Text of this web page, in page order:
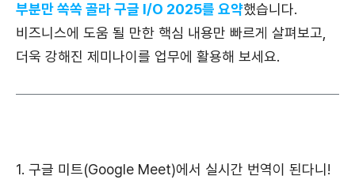
부분만 쏙쏙 골라 구글 I/O 2025를 요약했습니다.
비즈니스에 도움 될 만한 핵심 내용만 빠르게 살펴보고,
더욱 강해진 제미나이를 업무에 활용해 보세요.
1. 구글 미트(Google Meet)에서 실시간 번역이 된다니!